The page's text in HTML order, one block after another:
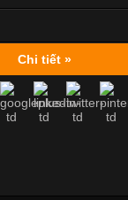
Chi tiết »